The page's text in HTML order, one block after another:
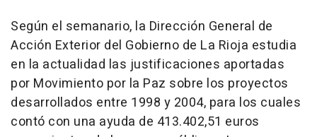
Según el semanario, la Dirección General de
Acción Exterior del Gobierno de La Rioja estudia
en la actualidad las justificaciones aportadas
por Movimiento por la Paz sobre los proyectos
desarrollados entre 1998 y 2004, para los cuales
contó con una ayuda de 413.402,51 euros